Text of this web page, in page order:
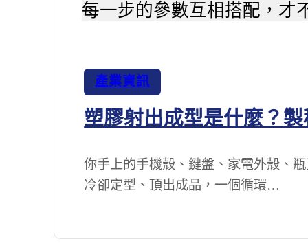
每一步的參數互相搭配，才
產業資訊
塑膠射出成型是什麼？
你手上的手機殼、鍵盤、家電外殼、
冷卻定型、頂出成品，一個循環…